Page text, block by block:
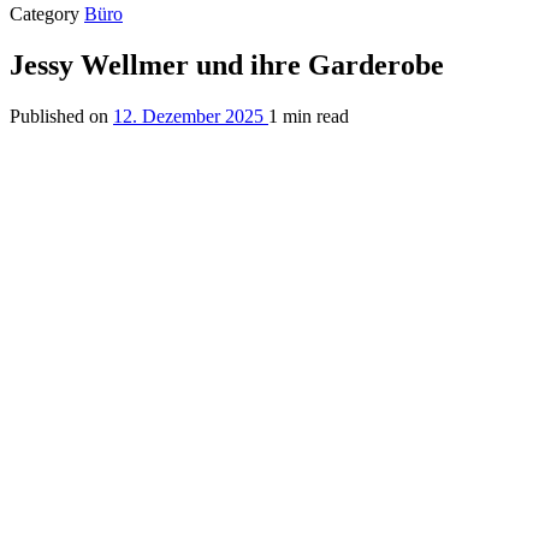
Category Büro
Jessy Wellmer und ihre Garderobe
Published on 12. Dezember 2025 1 min read